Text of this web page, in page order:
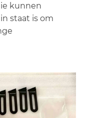
kunnen
staat is om